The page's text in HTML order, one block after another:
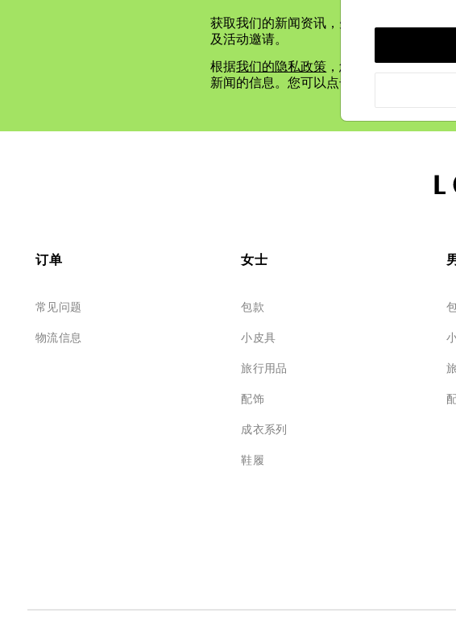
获取我们的新闻资讯，先人一步，提前了解
及活动邀请。
根据我们的隐私政策 ，您确认订阅我们的
新闻的信息。您可以点击我们所有电子邮
订单
常见问题
物流信息
女士
包款
小皮具
旅行用品
配饰
成衣系列
鞋履